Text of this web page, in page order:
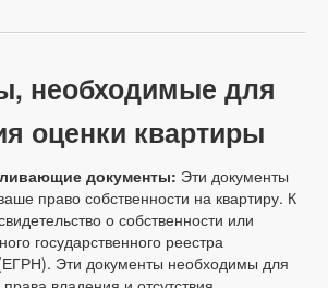
необходимые для
оценки квартиры
документы: Эти документы
право собственности на квартиру. К
о собственности или
государственного реестра
Эти документы необходимы для